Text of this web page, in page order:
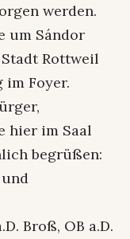
werden.
um Sándor
Rottweil
Foyer.
hier im Saal
begrüßen:
Broß, OB a.D.